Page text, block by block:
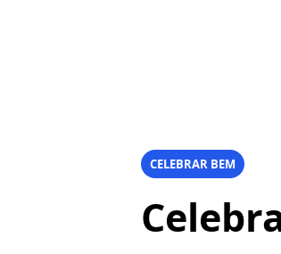
CELEBRAR BEM